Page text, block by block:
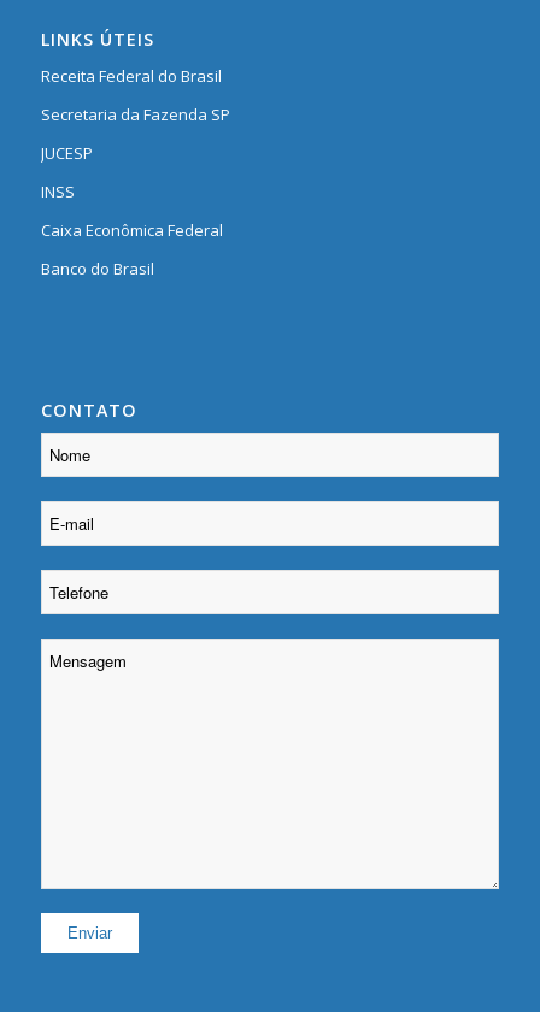
LINKS ÚTEIS
Receita Federal do Brasil
Secretaria da Fazenda SP
JUCESP
INSS
Caixa Econômica Federal
Banco do Brasil
CONTATO
Please leave this field empty.